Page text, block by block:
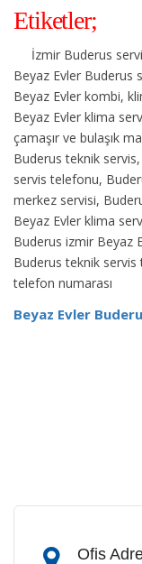
Etiketler;
İzmir Buderus
Beyaz Evler Buderus
Beyaz Evler kombi,
Beyaz Evler klima
çamaşır ve bulaşık
Buderus teknik
servis telefonu,
merkez servisi,
Beyaz Evler klima
Buderus izmir Beyaz
Buderus teknik
telefon numarası
Beyaz Evler
Ofis